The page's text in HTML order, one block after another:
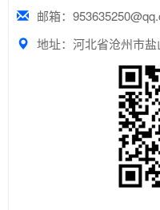
邮箱：
地址：河北省沧州市盐